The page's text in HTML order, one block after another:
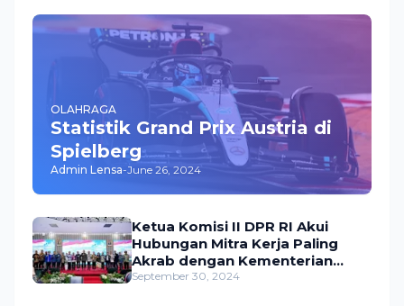
OLAHRAGA
Statistik Grand Prix Austria di
Spielberg
Admin Lensa-June 26, 2024
Ketua Komisi II DPR RI Akui
Hubungan Mitra Kerja Paling
Akrab dengan Kementerian
ATR/BPN
September 30, 2024